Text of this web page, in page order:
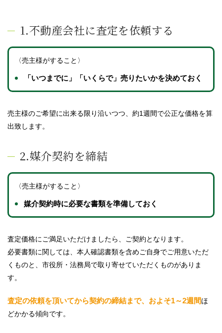
1.不動産会社に査定を依頼する
〈売主様がすること〉
「いつまでに」「いくらで」売りたいかを決めておく
売主様のご希望に出来る限り沿いつつ、約1週間で公正な価格を算
出致します。
2.媒介契約を締結
〈売主様がすること〉
媒介契約時に必要な書類を準備しておく
査定価格にご満足いただけましたら、ご契約となります。
必要書類に関しては、本人確認書類を含めご自身でご用意いただ
くものと、市役所・法務局で取り寄せていただくものがありま
す。
査定の依頼を頂いてから契約の締結まで、およそ1～2週間ほ
どかかる傾向です。